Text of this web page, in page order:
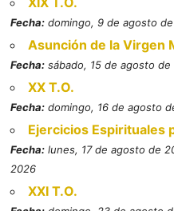
Fecha: domingo, 9 de agosto
Asunción de la Virgen
Fecha: sábado, 15 de agosto de
XX T.O.
Fecha: domingo, 16 de agosto
Ejercicios Espirituales
Fecha: lunes, 17 de agosto de
2026
XXI T.O.